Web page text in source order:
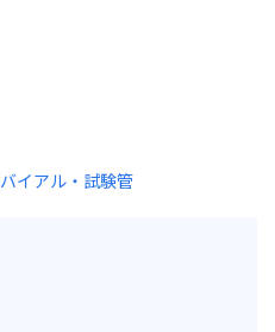
バイアル・試験管